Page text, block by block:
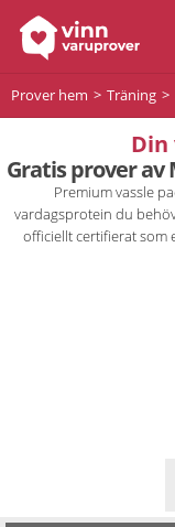
Prover hem Träning
Gratis prover
Premium vassle
vardagsprotein du
officiellt certifierat som